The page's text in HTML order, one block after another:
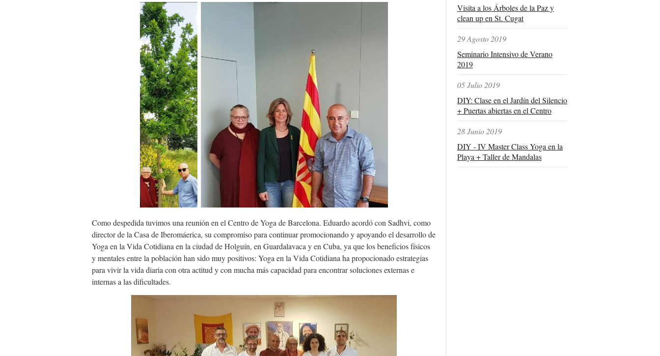
Como despedida tuvimos una reunión en el Centro de Yoga de Barcelona. Eduardo acordó con Sadhvi, como
director de la Casa de Iberomáerica, su compromiso para continuar promocionando y apoyando el desarrollo de
Yoga en la Vida Cotidiana en la ciudad de Holguín, en Guardalavaca y en Cuba, ya que los beneficios físicos
y mentales entre la población han sido muy positivos: Yoga en la Vida Cotidiana ha propocionado estrategias
para vivir la vida diaria con otra actitud y con mucha más capacidad para encontrar soluciones externas e
internas a las dificultades.
Visita a los Árboles de la Paz y
clean up en St. Cugat
29 Agosto 2019
Seminario Intensivo de Verano
2019
05 Julio 2019
DIY: Clase en el Jardín del Silencio
+ Puertas abiertas en el Centro
28 Junio 2019
DIY - IV Master Class Yoga en la
Playa + Taller de Mandalas